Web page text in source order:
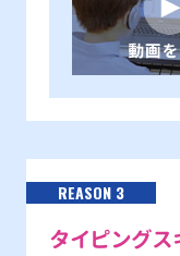
REASON 3
タイピングス